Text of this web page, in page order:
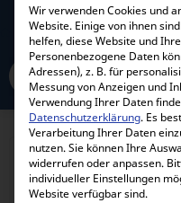
Home Alle Produkte
Victron Shore Power Cord 25m
Wir verwenden Cookies und
Website. Einige von ihnen
helfen, diese Website und
Personenbezogene Daten
Adressen), z. B. für
Messung von Anzeigen und
Verwendung Ihrer Daten
Datenschutzerklärung. Es
Verarbeitung Ihrer Daten
nutzen.Sie können Ihre
widerrufen oder anpassen.
individueller Einstellungen
Website verfügbar sind.